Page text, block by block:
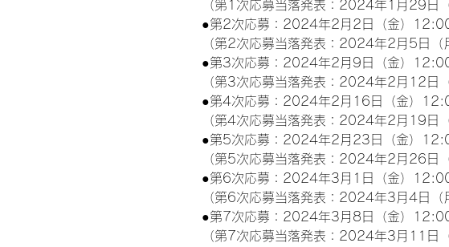
（第1次応募当落発表：2024年1月29日（
●第2次応募：2024年2月2日（金）
（第2次応募当落発表：2024年2月5日（
●第3次応募：2024年2月9日（金）
（第3次応募当落発表：2024年2月12日（
●第4次応募：2024年2月16日（金）
（第4次応募当落発表：2024年2月19日（
●第5次応募：2024年2月23日（金）
（第5次応募当落発表：2024年2月26日（
●第6次応募：2024年3月1日（金）
（第6次応募当落発表：2024年3月4日（
●第7次応募：2024年3月8日（金）
（第7次応募当落発表：2024年3月11日（